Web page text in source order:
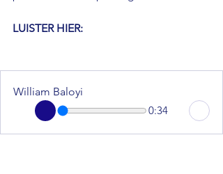
LUISTER HIER:
William Baloyi
0:34